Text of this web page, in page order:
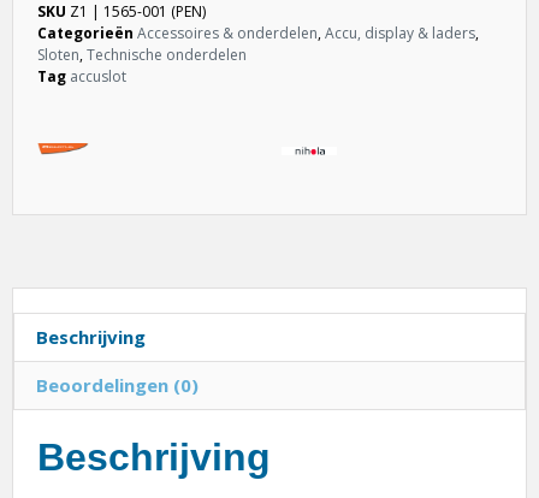
SKU Z1 | 1565-001 (PEN)
Categorieën Accessoires & onderdelen,Accu, display & laders,
Sloten,Technische onderdelen
Tag accuslot
Beschrijving
Beoordelingen (0)
Beschrijving